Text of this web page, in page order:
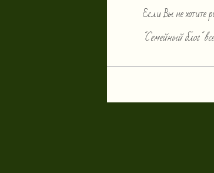
Если Вы не хотите
"Семейный блог"